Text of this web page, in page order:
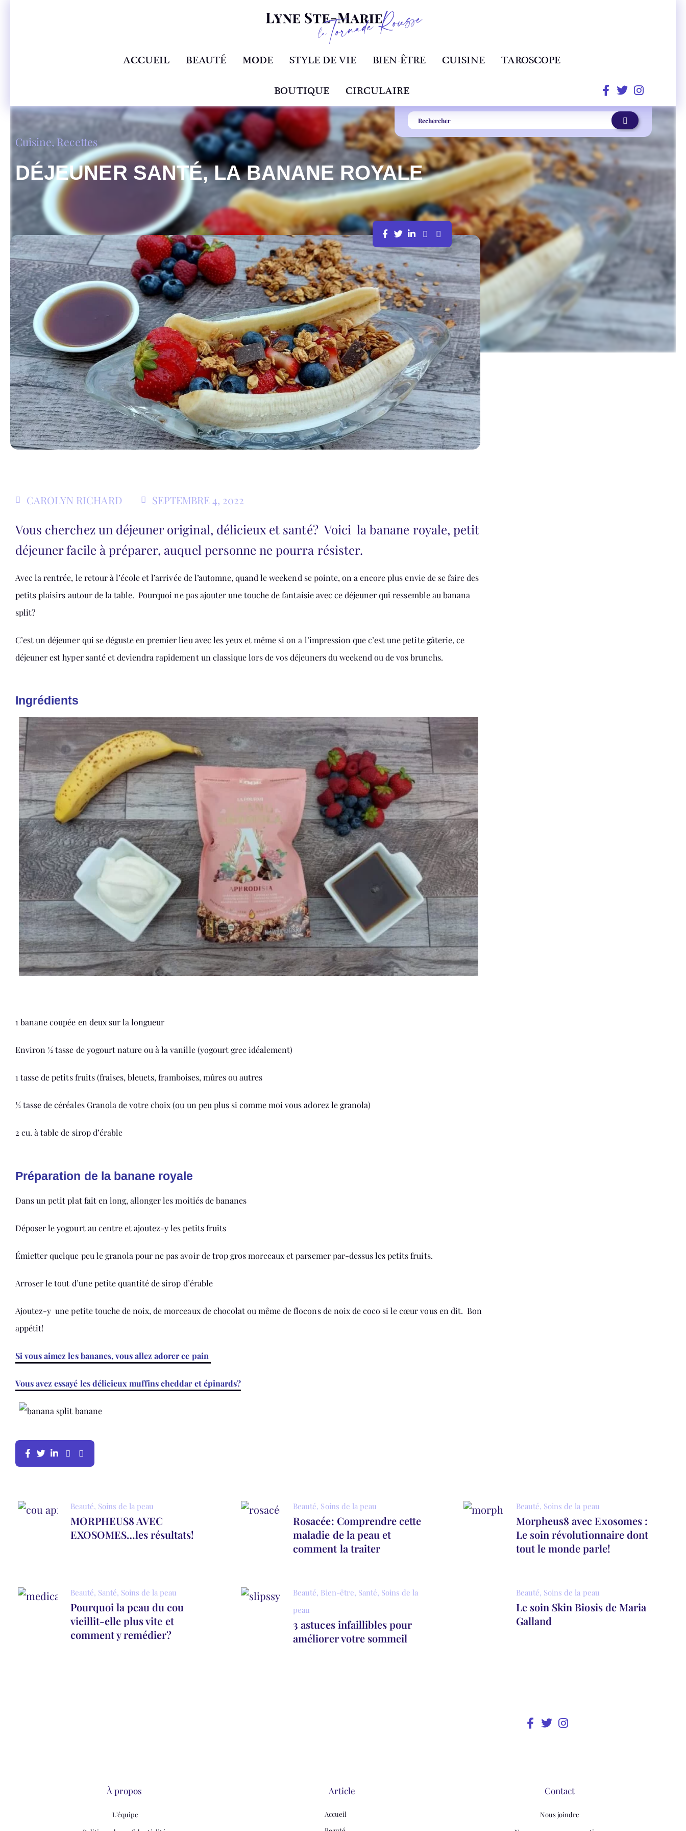
ACCUEIL BEAUTÉ MODE STYLE DE VIE BIEN-ÊTRE CUISINE TAROSCOPE
BOUTIQUE CIRCULAIRE
Cuisine, Recettes
DÉJEUNER SANTÉ, LA BANANE ROYALE
CAROLYN RICHARD SEPTEMBRE 4, 2022
Vous cherchez un déjeuner original, délicieux et santé? Voici la banane royale, petit
déjeuner facile à préparer, auquel personne ne pourra résister.
Avec la rentrée, le retour à l’école et l’arrivée de l’automne, quand le weekend se pointe, on a encore plus envie de se faire des
petits plaisirs autour de la table. Pourquoi ne pas ajouter une touche de fantaisie avec ce déjeuner qui ressemble au banana
split?
C’est un déjeuner qui se déguste en premier lieu avec les yeux et même si on a l’impression que c’est une petite gâterie, ce
déjeuner est hyper santé et deviendra rapidement un classique lors de vos déjeuners du weekend ou de vos brunchs.
Ingrédients
1 banane coupée en deux sur la longueur
Environ ½ tasse de yogourt nature ou à la vanille (yogourt grec idéalement)
1 tasse de petits fruits (fraises, bleuets, framboises, mûres ou autres
½ tasse de céréales Granola de votre choix (ou un peu plus si comme moi vous adorez le granola)
2 cu. à table de sirop d’érable
Préparation de la banane royale
Dans un petit plat fait en long, allonger les moitiés de bananes
Déposer le yogourt au centre et ajoutez-y les petits fruits
Émietter quelque peu le granola pour ne pas avoir de trop gros morceaux et parsemer par-dessus les petits fruits.
Arroser le tout d’une petite quantité de sirop d’érable
Ajoutez-y une petite touche de noix, de morceaux de chocolat ou même de flocons de noix de coco si le cœur vous en dit. Bon
appétit!
Si vous aimez les bananes, vous allez adorer ce pain
Vous avez essayé les délicieux muffins cheddar et épinards?
Beauté, Soins de la peau
MORPHEUS8 AVEC
EXOSOMES…les résultats!
Beauté, Soins de la peau
Rosacée: Comprendre cette
maladie de la peau et
comment la traiter
Beauté, Soins de la peau
Morpheus8 avec Exosomes :
Le soin révolutionnaire dont
tout le monde parle!
Beauté, Santé, Soins de la peau
Pourquoi la peau du cou
vieillit-elle plus vite et
comment y remédier?
Beauté, Bien-être, Santé, Soins de la
peau
3 astuces infaillibles pour
améliorer votre sommeil
Beauté, Soins de la peau
Le soin Skin Biosis de Maria
Galland
À propos
L'équipe
Article
Accueil
Contact
Nous joindre